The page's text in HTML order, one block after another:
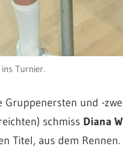
Turnier.
Gruppenersten und -
schmiss Diana
Titel, aus dem Rennen.